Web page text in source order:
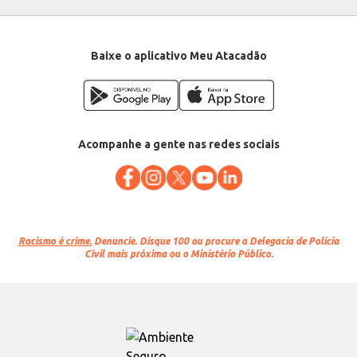
Baixe o aplicativo Meu Atacadão
Acompanhe a gente nas redes sociais
Racismo é crime. Denuncie. Disque 100 ou procure a Delegacia de Polícia
Civil mais próxima ou o Ministério Público.